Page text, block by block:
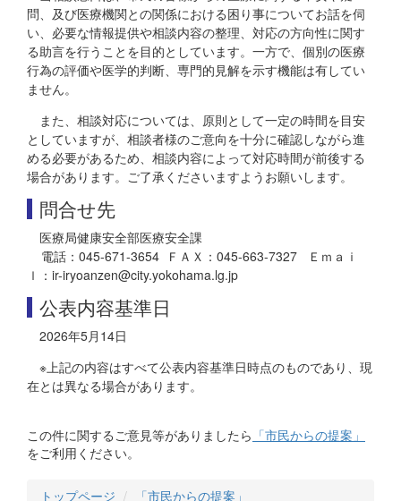
問、及び医療機関との関係における困り事についてお話を伺
い、必要な情報提供や相談内容の整理、対応の方向性に関す
る助言を行うことを目的としています。一方で、個別の医療
行為の評価や医学的判断、専門的見解を示す機能は有してい
ません。
また、相談対応については、原則として一定の時間を目安
としていますが、相談者様のご意向を十分に確認しながら進
める必要があるため、相談内容によって対応時間が前後する
場合があります。ご了承くださいますようお願いします。
問合せ先
医療局健康安全部医療安全課
電話：045-671-3654 ＦＡＸ：045-663-7327 Ｅｍａｉ
ｌ：ir-iryoanzen@city.yokohama.lg.jp
公表内容基準日
2026年5月14日
※上記の内容はすべて公表内容基準日時点のものであり、現
在とは異なる場合があります。
この件に関するご意見等がありましたら 「市民からの提案」
をご利用ください。
トップページ 「市民からの提案」